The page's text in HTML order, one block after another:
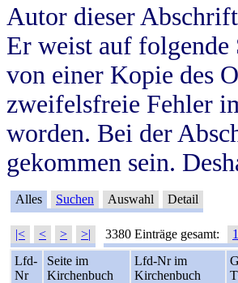
Autor dieser
Er weist auf
von einer Kopie des
zweifelsfreie Fehler
worden. Bei der
gekommen sein.
Alles Suchen Auswahl Detail
|< < > >| 3380 Einträge gesamt: 1
Lfd-
Nr
Seite im
Kirchenbuch
Lfd-Nr im
Kirchenbuch